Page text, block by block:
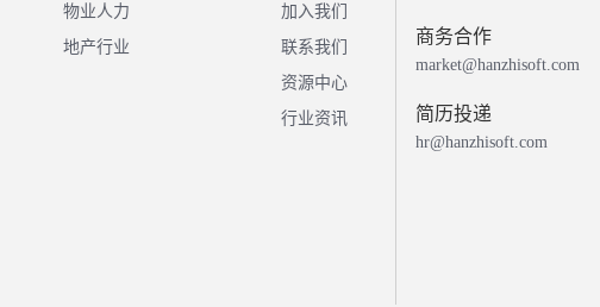
物业人力
地产行业
加入我们
联系我们
资源中心
行业资讯
商务合作
market@hanzhisoft.com
简历投递
hr@hanzhisoft.com